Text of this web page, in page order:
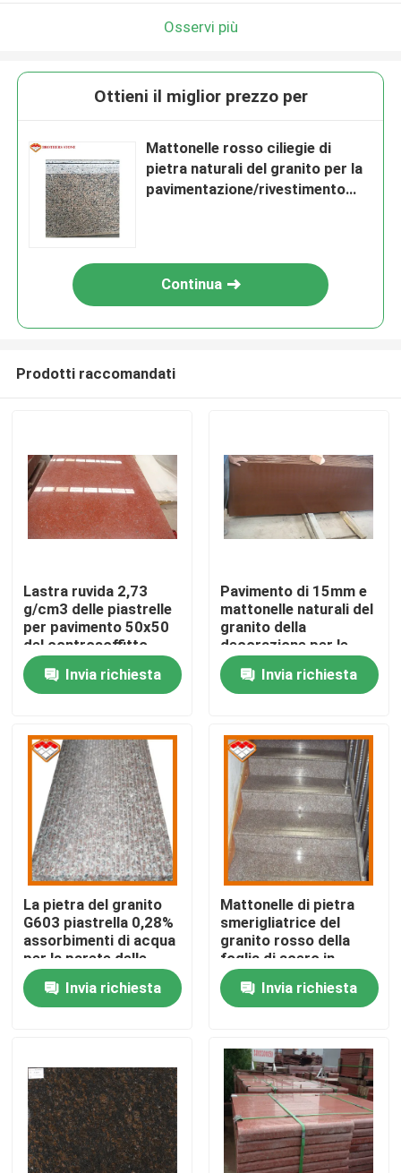
Casa.
Su di noi
Visita alla fabbrica
Controllo della qualità
Contattaci
Notizie
Chiedi un preventivo
Lastre di pietra del granito
Osservi più
Ottieni il miglior prezzo per
Mattonelle rosso ciliegie di
pietra naturali del granito per la
pavimentazione/rivestimento
Continua
Prodotti raccomandati
Lastra ruvida 2,73
g/cm3 delle piastrelle
per pavimento 50x50
del controsoffitto
della cucina del
granito di colore
rosso
Invia richiesta
Pavimento di 15mm e
mattonelle naturali del
granito della
decorazione per le
cime di vanità
Invia richiesta
La pietra del granito
G603 piastrella 0,28%
assorbimenti di acqua
per la parete delle
scale
Invia richiesta
Mattonelle di pietra
smerigliatrice del
granito rosso della
foglia di acero in
controsoffitti
Invia richiesta